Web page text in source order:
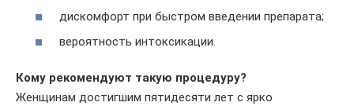
дискомфорт при быстром введении препарата;
вероятность интоксикации.
Кому рекомендуют такую процедуру?
Женщинам достигшим пятидесяти лет с ярко